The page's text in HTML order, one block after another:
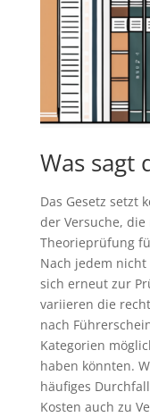
Was sagt
Das Gesetz setzt
der Versuche,
Theorieprüfung
Nach jedem
sich erneut zur
variieren die
nach
Kategorien
haben könnten.
häufiges
Kosten auch zu